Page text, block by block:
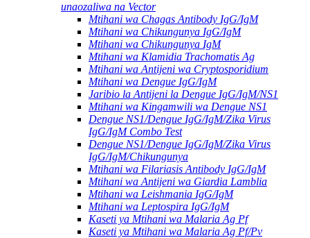
unaozaliwa na Vector
Mtihani wa Chagas Antibody IgG/IgM
Mtihani wa Chikungunya IgG/IgM
Mtihani wa Chikungunya IgM
Mtihani wa Klamidia Trachomatis Ag
Mtihani wa Antijeni wa Cryptosporidium
Mtihani wa Dengue IgG/IgM
Jaribio la Antijeni la Dengue IgG/IgM/NS1
Mtihani wa Kingamwili wa Dengue NS1
Dengue NS1/Dengue IgG/IgM/Zika Virus
IgG/IgM Combo Test
Dengue NS1/Dengue IgG/IgM/Zika Virus
IgG/IgM/Chikungunya
Mtihani wa Filariasis Antibody IgG/IgM
Mtihani wa Antijeni wa Giardia Lamblia
Mtihani wa Leishmania IgG/IgM
Mtihani wa Leptospira IgG/IgM
Kaseti ya Mtihani wa Malaria Ag Pf
Kaseti ya Mtihani wa Malaria Ag Pf/Pv